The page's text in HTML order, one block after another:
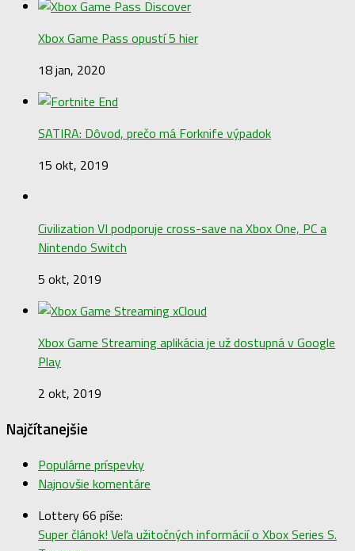
Xbox Game Pass opustí 5 hier
18 jan, 2020
SATIRA: Dôvod, prečo má Forknife výpadok
15 okt, 2019
Civilization VI podporuje cross-save na Xbox One, PC a
Nintendo Switch
5 okt, 2019
Xbox Game Streaming aplikácia je už dostupná v Google
Play
2 okt, 2019
Najčítanejšie
Populárne príspevky
Najnovšie komentáre
Lottery 66 píše:
Super článok! Veľa užitočných informácií o Xbox Series S.